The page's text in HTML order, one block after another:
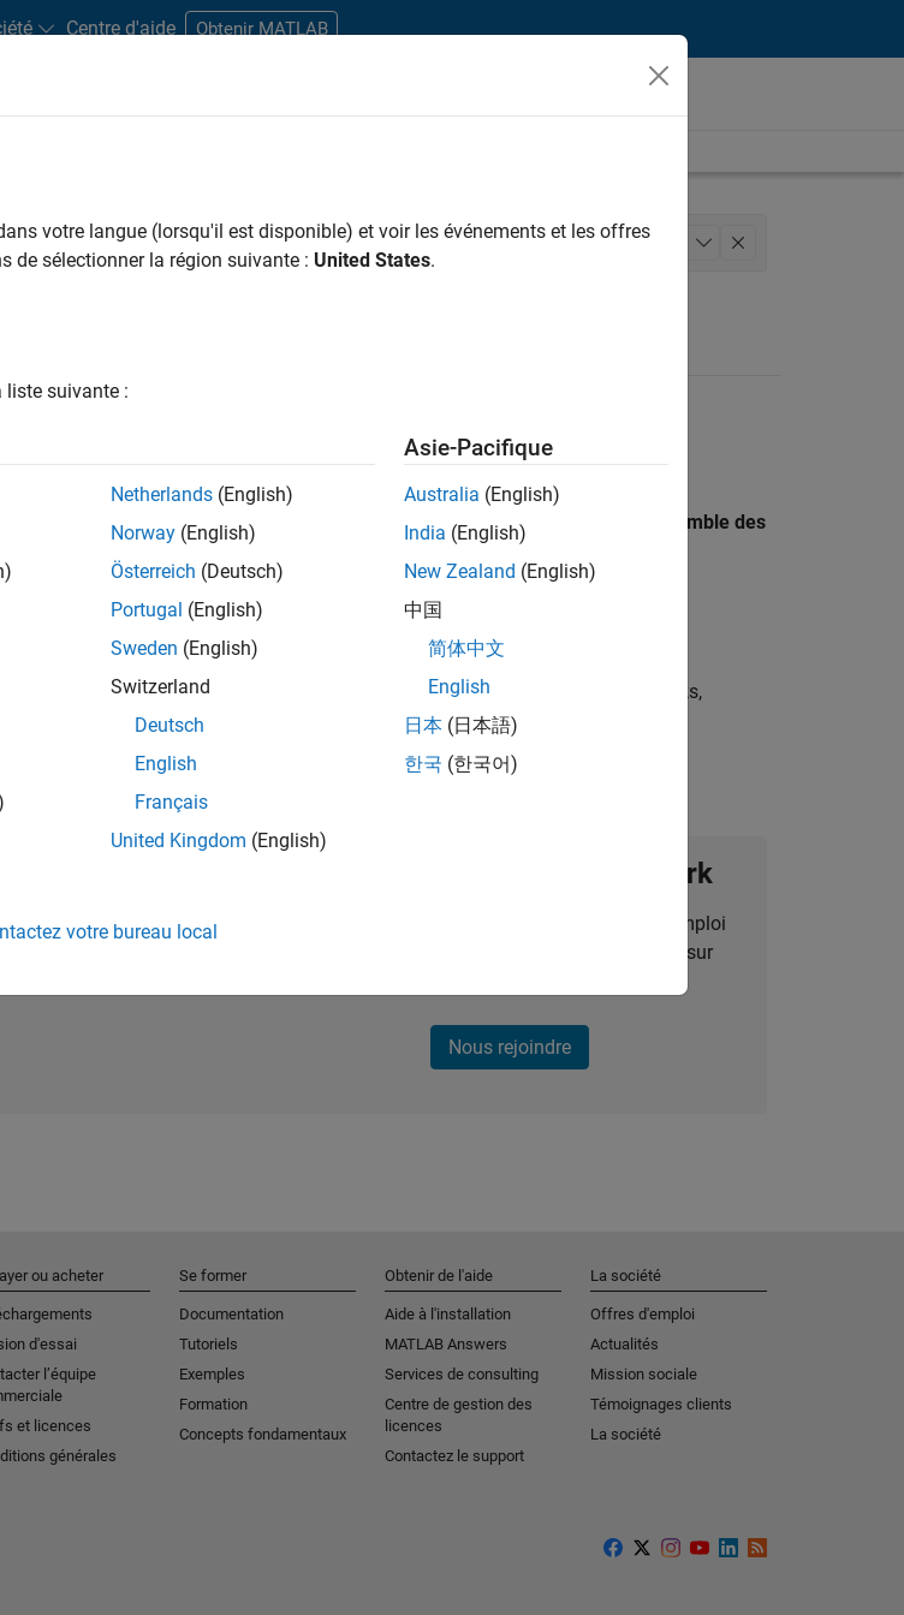
Centre d'aide Obtenir MATLAB
Ingénierie de la qualité Ingénierie des versions
pas toutes été traduites. Effectuez une recherche par lieu pour trouver l’ensemble des
Engineer
de la qualité | Expérimenté(e)
development skills to design and develop test strategies, scalable test frameworks,
Hands-on testing for Polyspace.
Rejoignez notre Talent Network
Recevez des alertes pour des opportunités d'emploi
personnalisées, des articles et des actualités sur
Nous rejoindre
votre langue (lorsqu'il est disponible) et voir les événements et les offres
de sélectionner la région suivante : United States.
liste suivante :
Netherlands (English)
Norway (English)
Österreich (Deutsch)
Portugal (English)
Sweden (English)
Switzerland
Deutsch
English
Français
United Kingdom (English)
Asie-Pacifique
Australia (English)
India (English)
New Zealand (English)
中国
简体中文
English
日本 (日本語)
한국 (한국어)
votre bureau local
ou acheter
d'essai
l’équipe
et licences
générales
Se former
Documentation
Tutoriels
Exemples
Formation
Concepts fondamentaux
Obtenir de l'aide
Aide à l'installation
MATLAB Answers
Services de consulting
Centre de gestion des
licences
Contactez le support
La société
Offres d'emploi
Actualités
Mission sociale
Témoignages clients
La société